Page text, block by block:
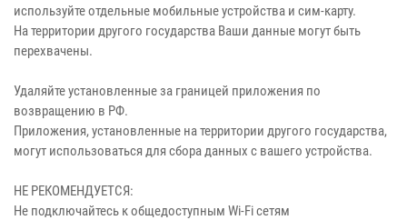
используйте отдельные мобильные устройства и сим-карту.
На территории другого государства Ваши данные могут быть
перехвачены.
Удаляйте установленные за границей приложения по
возвращению в РФ.
Приложения, установленные на территории другого государства,
могут использоваться для сбора данных с вашего устройства.
НЕ РЕКОМЕНДУЕТСЯ:
Не подключайтесь к общедоступным Wi-Fi сетям